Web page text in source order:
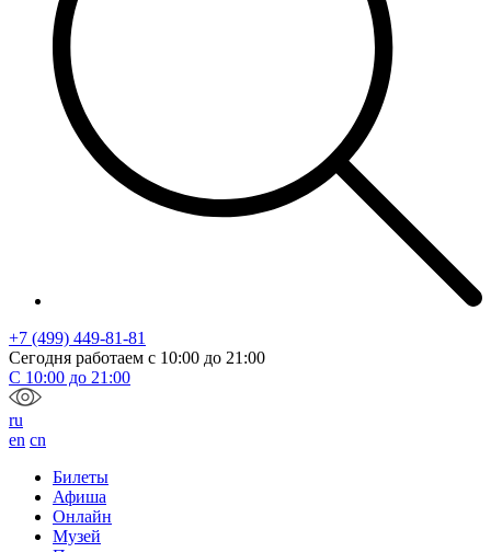
+7 (499) 449-81-81
Сегодня работаем с 10:00 до 21:00
С 10:00 до 21:00
ru
en cn
Билеты
Афиша
Онлайн
Музей